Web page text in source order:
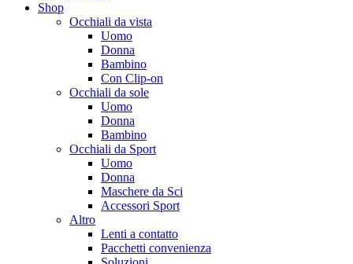
Shop
Occhiali da vista
Uomo
Donna
Bambino
Con Clip-on
Occhiali da sole
Uomo
Donna
Bambino
Occhiali da Sport
Uomo
Donna
Maschere da Sci
Accessori Sport
Altro
Lenti a contatto
Pacchetti convenienza